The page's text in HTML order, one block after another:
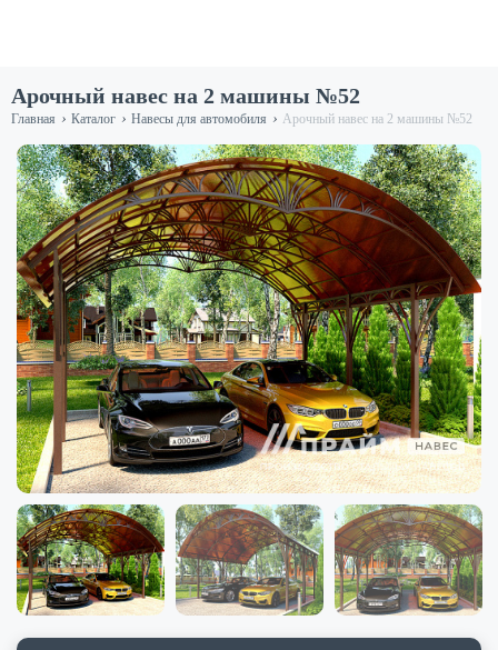
Арочный навес на 2 машины №52
Главная › Каталог › Навесы для автомобиля › Арочный навес на 2 машины №52